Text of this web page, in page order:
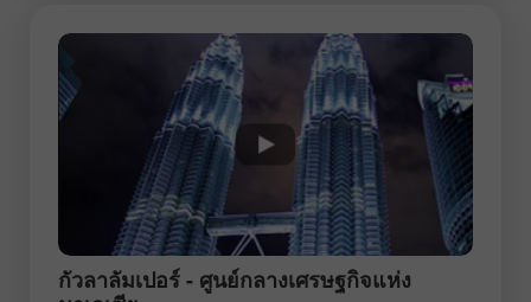
กัวลาลัมเปอร์ - ศูนย์กลางเศรษฐกิจแห่ง